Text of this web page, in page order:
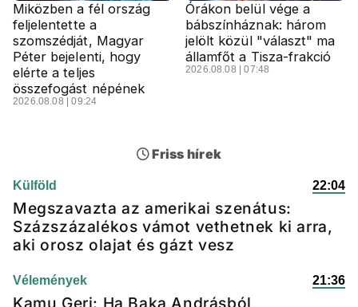
Miközben a fél ország
feljelentette a
szomszédját, Magyar
Péter bejelenti, hogy
elérte a teljes
összefogást népének
2026.08.08 | 09:24
Órákon belül vége a
bábszínháznak: három
jelölt közül "választ" ma
államfőt a Tisza-frakció
2026.08.08 | 07:48
Friss hírek
Külföld 22:04
Megszavazta az amerikai szenátus:
Százszázalékos vámot vethetnek ki arra,
aki orosz olajat és gázt vesz
Vélemények 21:36
Kamu Geri: Ha Baka Andrásból